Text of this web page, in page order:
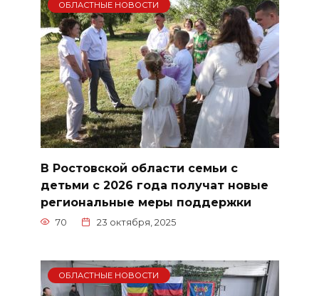
ОБЛАСТНЫЕ НОВОСТИ
В Ростовской области семьи с
детьми с 2026 года получат новые
региональные меры поддержки
70 23 октября, 2025
ОБЛАСТНЫЕ НОВОСТИ